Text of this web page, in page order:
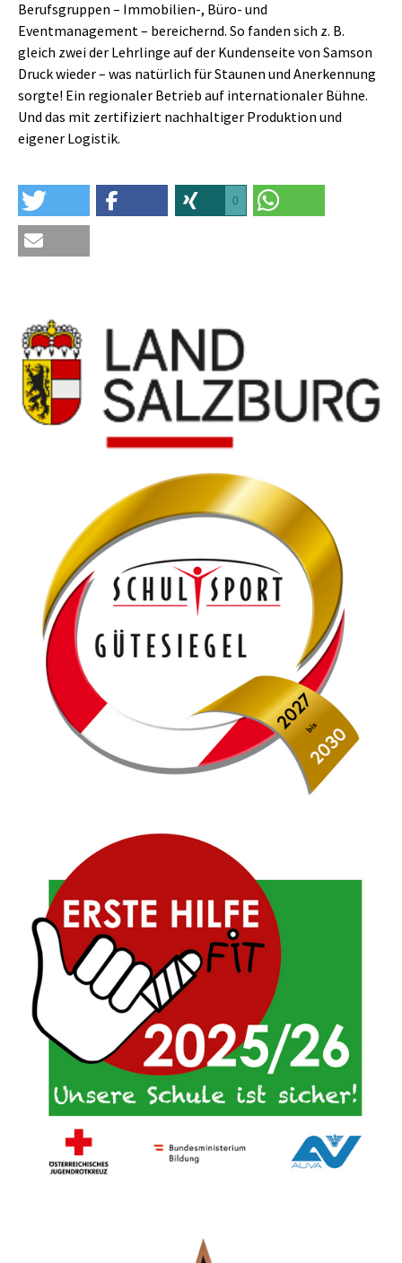
Berufsgruppen – Immobilien-, Büro- und
Eventmanagement – bereichernd. So fanden sich z. B.
gleich zwei der Lehrlinge auf der Kundenseite von Samson
Druck wieder – was natürlich für Staunen und Anerkennung
sorgte! Ein regionaler Betrieb auf internationaler Bühne.
Und das mit zertifiziert nachhaltiger Produktion und
eigener Logistik.
0